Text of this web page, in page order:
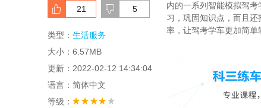
21 5
类型： 生活服务
大小：6.57MB
更新：2022-02-12 14:34:04
语言：简体中文
等级：
内的一系列智能模拟驾
习，巩固知识点，而且
率，让驾考学车更加简单